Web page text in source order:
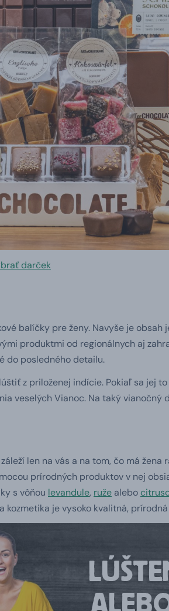
darček
balíčky pre ženy. Navyše je
produktmi od regionálnych aj
do posledného detailu.
z priloženej indície. Pokiaľ sa jej
veselých Vianoc. Na taký vianočný
len na vás a na tom, čo má
prírodných produktov v nej
s vôňou levandule, ruže alebo
je vysoko kvalitná,